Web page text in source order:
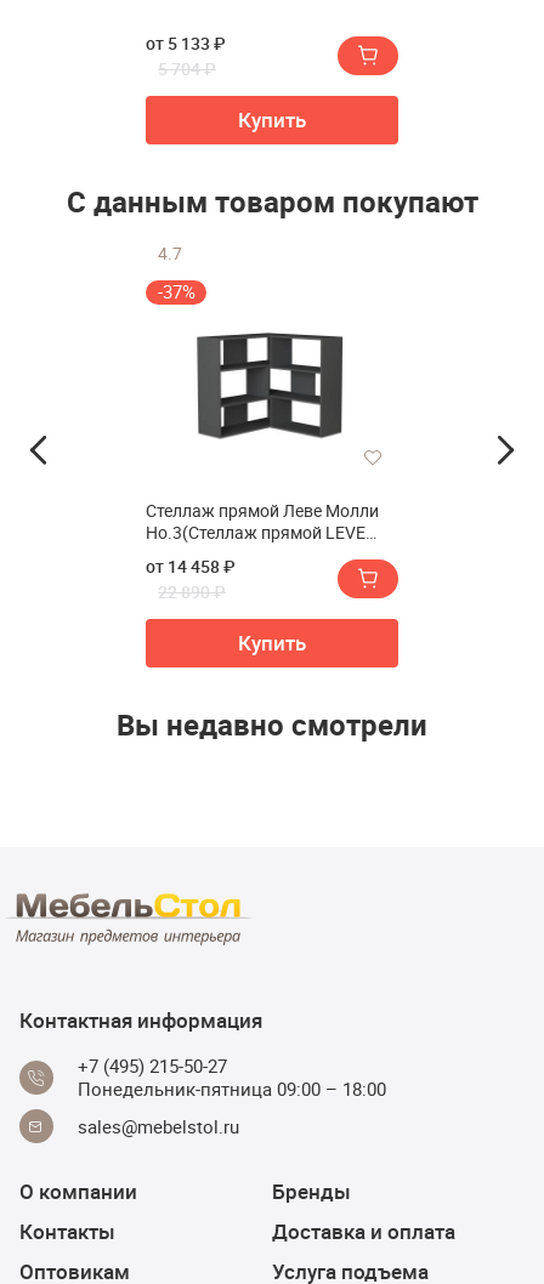
от 5 133 ₽
5 704 ₽
Купить
С данным товаром покупают
4.7
-37%
Стеллаж прямой Леве Молли
Но.3(Стеллаж прямой LEVE
от 14 458 ₽
22 890 ₽
Купить
Вы недавно смотрели
Контактная информация
+7 (495) 215-50-27
Понедельник-пятница 09:00 – 18:00
sales@mebelstol.ru
О компании
Контакты
Оптовикам
Бренды
Доставка и оплата
Услуга подъема